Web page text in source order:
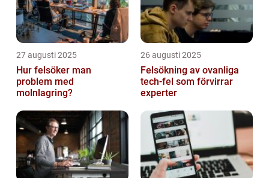
27 augusti 2025
Hur felsöker man
problem med
molnlagring?
26 augusti 2025
Felsökning av ovanliga
tech‑fel som förvirrar
experter